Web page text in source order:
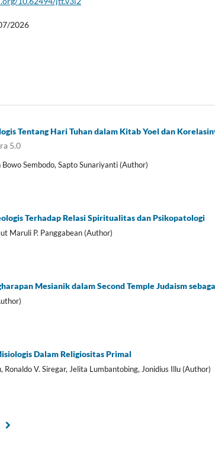
2026
Tentang Hari Tuhan dalam Kitab Yoel dan
5.0
Bowo Sembodo, Sapto Sunariyanti (Author)
Terhadap Relasi Spiritualitas dan Psikopatologi
Maruli P. Panggabean (Author)
Mesianik dalam Second Temple Judaism
Dalam Religiositas Primal
Ronaldo V. Siregar, Jelita Lumbantobing, Jonidius Illu (Author)